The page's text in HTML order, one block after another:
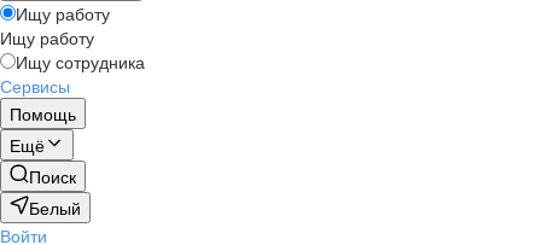
Ищу работу
Ищу работу
Ищу сотрудника
Сервисы
Помощь
Ещё
Поиск
Белый
Войти